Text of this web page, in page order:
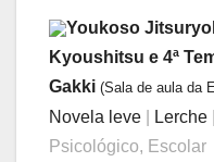
Youkoso
Kyoushitsu e 4ª
Gakki (Sala de aula da
Novela leve Lerche
Psicológico, Escolar